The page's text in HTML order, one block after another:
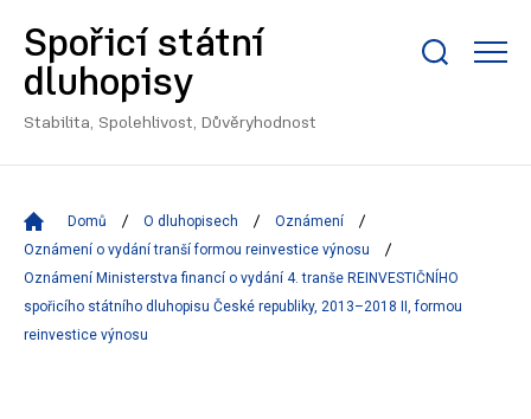
Spořicí státní
dluhopisy
Stabilita, Spolehlivost, Důvěryhodnost
Domů O dluhopisech
Oznámení
Oznámení o vydání tranší formou reinvestice výnosu
Oznámení Ministerstva financí o vydání 4. tranše REINVESTIČNÍHO
spořicího státního dluhopisu České republiky, 2013–2018 II, formou
reinvestice výnosu